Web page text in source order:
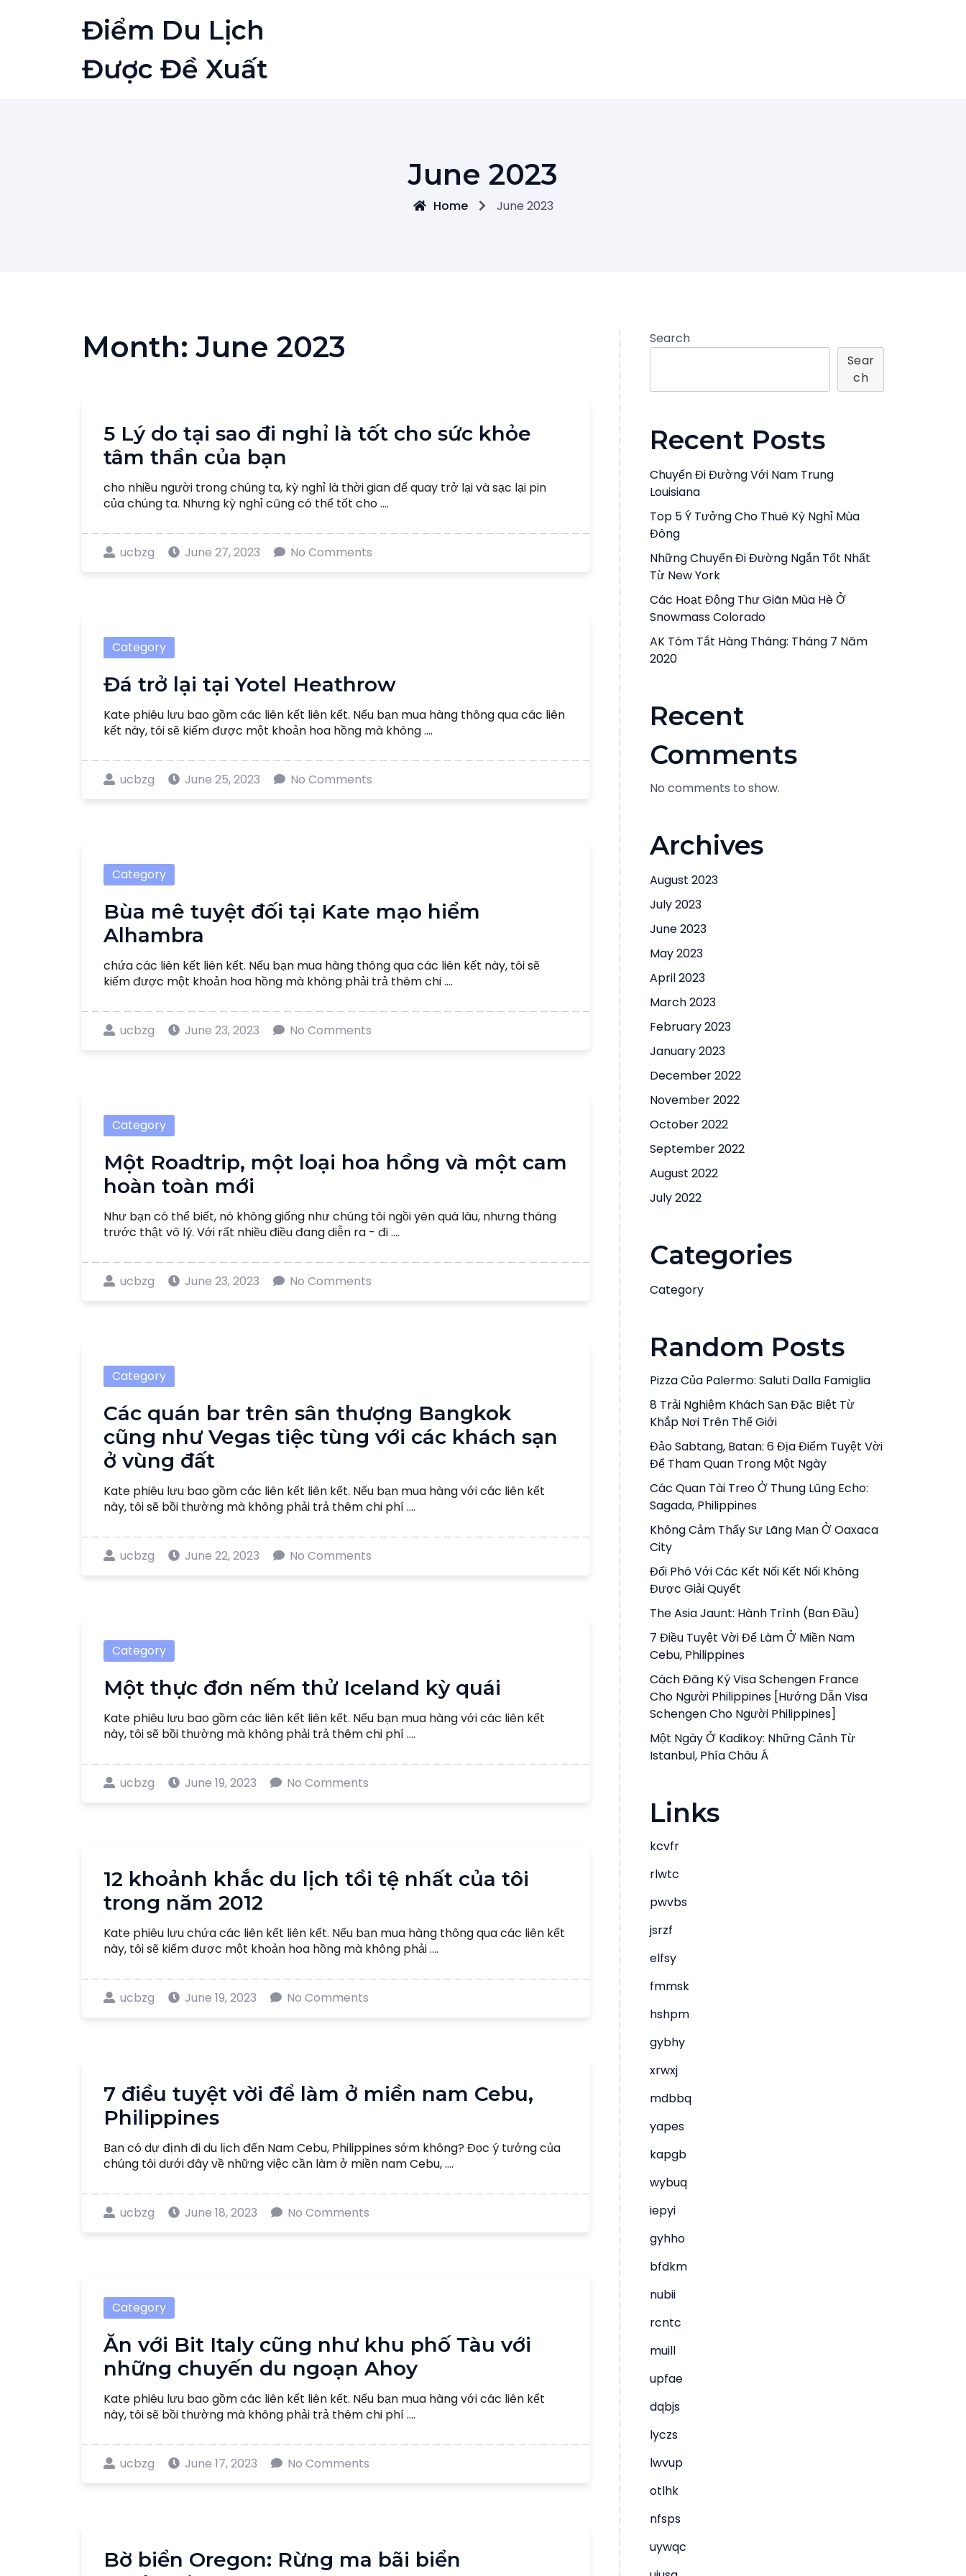
Điểm Du Lịch
Được Đề Xuất
June 2023
Home June 2023
Month:June 2023
5 Lý do tại sao đi nghỉ là tốt cho sức khỏe
tâm thần của bạn
cho nhiều người trong chúng ta, kỳ nghỉ là thời gian để quay trở lại và sạc lại pin
của chúng ta. Nhưng kỳ nghỉ cũng có thể tốt cho ....
ucbzg June 27, 2023 No Comments
Category
Đá trở lại tại Yotel Heathrow
Kate phiêu lưu bao gồm các liên kết liên kết. Nếu bạn mua hàng thông qua các liên
kết này, tôi sẽ kiếm được một khoản hoa hồng mà không ....
ucbzg June 25, 2023 No Comments
Category
Bùa mê tuyệt đối tại Kate mạo hiểm
Alhambra
chứa các liên kết liên kết. Nếu bạn mua hàng thông qua các liên kết này, tôi sẽ
kiếm được một khoản hoa hồng mà không phải trả thêm chi ....
ucbzg June 23, 2023 No Comments
Category
Một Roadtrip, một loại hoa hồng và một cam
hoàn toàn mới
Như bạn có thể biết, nó không giống như chúng tôi ngồi yên quá lâu, nhưng tháng
trước thật vô lý. Với rất nhiều điều đang diễn ra - đi ....
ucbzg June 23, 2023 No Comments
Category
Các quán bar trên sân thượng Bangkok
cũng như Vegas tiệc tùng với các khách sạn
ở vùng đất
Kate phiêu lưu bao gồm các liên kết liên kết. Nếu bạn mua hàng với các liên kết
này, tôi sẽ bồi thường mà không phải trả thêm chi phí ....
ucbzg June 22, 2023 No Comments
Category
Một thực đơn nếm thử Iceland kỳ quái
Kate phiêu lưu bao gồm các liên kết liên kết. Nếu bạn mua hàng với các liên kết
này, tôi sẽ bồi thường mà không phải trả thêm chi phí ....
ucbzg June 19, 2023 No Comments
12 khoảnh khắc du lịch tồi tệ nhất của tôi
trong năm 2012
Kate phiêu lưu chứa các liên kết liên kết. Nếu bạn mua hàng thông qua các liên kết
này, tôi sẽ kiếm được một khoản hoa hồng mà không phải ....
ucbzg June 19, 2023 No Comments
7 điều tuyệt vời để làm ở miền nam Cebu,
Philippines
Bạn có dự định đi du lịch đến Nam Cebu, Philippines sớm không? Đọc ý tưởng của
chúng tôi dưới đây về những việc cần làm ở miền nam Cebu, ....
ucbzg June 18, 2023 No Comments
Category
Ăn với Bit Italy cũng như khu phố Tàu với
những chuyến du ngoạn Ahoy
Kate phiêu lưu bao gồm các liên kết liên kết. Nếu bạn mua hàng với các liên kết
này, tôi sẽ bồi thường mà không phải trả thêm chi phí ....
ucbzg June 17, 2023 No Comments
Bờ biển Oregon: Rừng ma bãi biển
Search
Sear
Ch
Recent Posts
Chuyến Đi Đường Với Nam Trung
Louisiana
Top 5 Ý Tưởng Cho Thuê Kỳ Nghỉ Mùa
Đông
Những Chuyến Đi Đường Ngắn Tốt Nhất
Từ New York
Các Hoạt Động Thư Giãn Mùa Hè Ở
Snowmass Colorado
AK Tóm Tắt Hàng Tháng: Tháng 7 Năm
2020
Recent
Comments
No comments to show.
Archives
August 2023
July 2023
June 2023
May 2023
April 2023
March 2023
February 2023
January 2023
December 2022
November 2022
October 2022
September 2022
August 2022
July 2022
Categories
Category
Random Posts
Pizza Của Palermo: Saluti Dalla Famiglia
8 Trải Nghiệm Khách Sạn Đặc Biệt Từ
Khắp Nơi Trên Thế Giới
Đảo Sabtang, Batan: 6 Địa Điểm Tuyệt Vời
Để Tham Quan Trong Một Ngày
Các Quan Tài Treo Ở Thung Lũng Echo:
Sagada, Philippines
Không Cảm Thấy Sự Lãng Mạn Ở Oaxaca
City
Đối Phó Với Các Kết Nối Kết Nối Không
Được Giải Quyết
The Asia Jaunt: Hành Trình (ban Đầu)
7 Điều Tuyệt Vời Để Làm Ở Miền Nam
Cebu, Philippines
Cách Đăng Ký Visa Schengen France
Cho Người Philippines [Hướng Dẫn Visa
Schengen Cho Người Philippines]
Một Ngày Ở Kadikoy: Những Cảnh Từ
Istanbul, Phía Châu Á
Links
kcvfr
rlwtc
pwvbs
jsrzf
elfsy
fmmsk
hshpm
gybhy
xrwxj
mdbbq
yapes
kapgb
wybuq
iepyi
gyhho
bfdkm
nubii
rcntc
muill
upfae
dqbjs
lyczs
lwvup
otlhk
nfsps
uywqc